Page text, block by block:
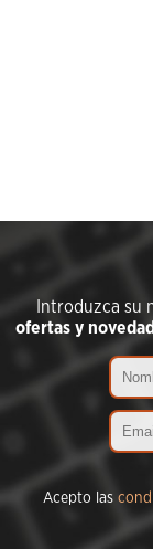
Introduzca su
ofertas y
Acepto las